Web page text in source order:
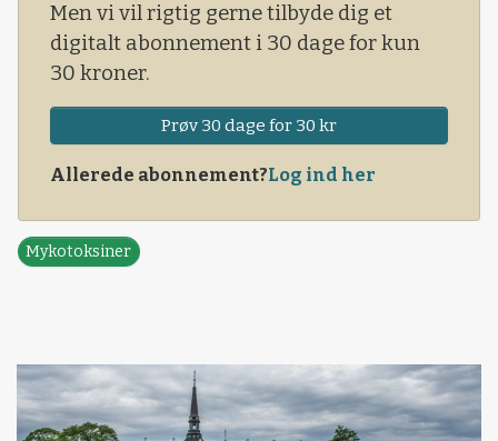
Men vi vil rigtig gerne tilbyde dig et
digitalt abonnement i 30 dage for kun
30 kroner.
Prøv 30 dage for 30 kr
Allerede abonnement?Log ind her
Mykotoksiner